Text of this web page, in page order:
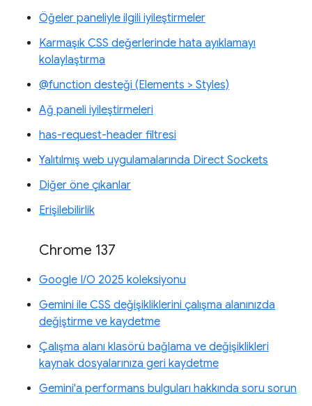
Öğeler paneliyle ilgili iyileştirmeler
Karmaşık CSS değerlerinde hata ayıklamayı
kolaylaştırma
@function desteği (Elements > Styles)
Ağ paneli iyileştirmeleri
has-request-header filtresi
Yalıtılmış web uygulamalarında Direct Sockets
Diğer öne çıkanlar
Erişilebilirlik
Chrome 137
Google I/O 2025 koleksiyonu
Gemini ile CSS değişikliklerini çalışma alanınızda
değiştirme ve kaydetme
Çalışma alanı klasörü bağlama ve değişiklikleri
kaynak dosyalarınıza geri kaydetme
Gemini'a performans bulguları hakkında soru sorun